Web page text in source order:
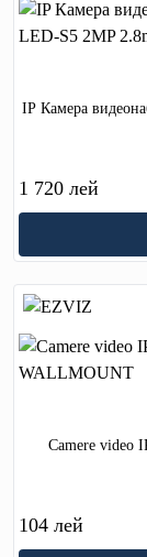
IP Камера
1 720 лей
Camere video
104 лей